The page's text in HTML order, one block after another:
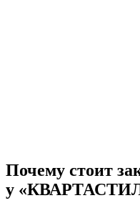
Почему стоит
у